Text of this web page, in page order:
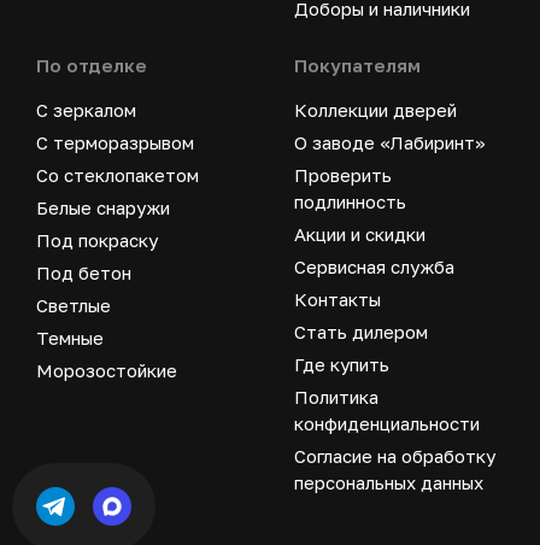
Доборы и наличники
По отделке
С зеркалом
С терморазрывом
Со стеклопакетом
Белые снаружи
Под покраску
Под бетон
Светлые
Темные
Морозостойкие
Покупателям
Коллекции дверей
О заводе «Лабиринт»
Проверить
подлинность
Акции и скидки
Сервисная служба
Контакты
Стать дилером
Где купить
Политика
конфиденциальности
Согласие на обработку
персональных данных